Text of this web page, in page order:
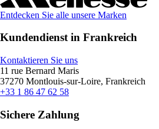
Entdecken Sie alle unsere Marken
Kundendienst in Frankreich
Kontaktieren Sie uns
11 rue Bernard Maris
37270 Montlouis-sur-Loire, Frankreich
+33 1 86 47 62 58
Sichere Zahlung